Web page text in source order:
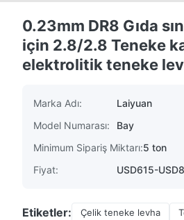
0.23mm DR8 Gıda
için 2.8/2.8 Teneke
elektrolitik teneke
Marka Adı:
Laiyuan
Model Numarası:
Bay
Minimum Sipariş Miktarı:5 ton
Fiyat:
USD615-
Etiketler: Çelik teneke levha